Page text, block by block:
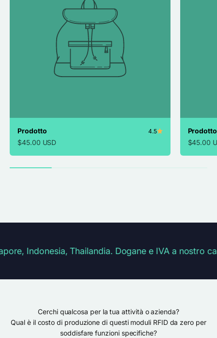
Prodotto 4.5
$45.00 USD
Prodotto
$45.00
Thailandia. Dogane e IVA a nostro carico
Cerchi qualcosa per la tua attività o azienda?
Qual è il costo di produzione di questi moduli RFID da zero per
soddisfare funzioni specifiche?